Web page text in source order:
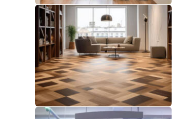
Zašto je drvo večiti prvi
izbor?
jul 10, 2026